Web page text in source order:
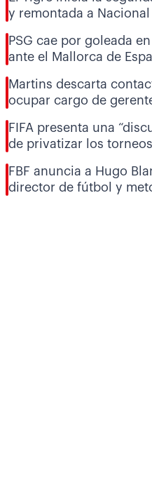
y remontada a Nacional
PSG cae por goleada
ante el Mallorca de
Martins descarta
ocupar cargo de
FIFA presenta una
de privatizar los
FBF anuncia a Hugo
director de fútbol y